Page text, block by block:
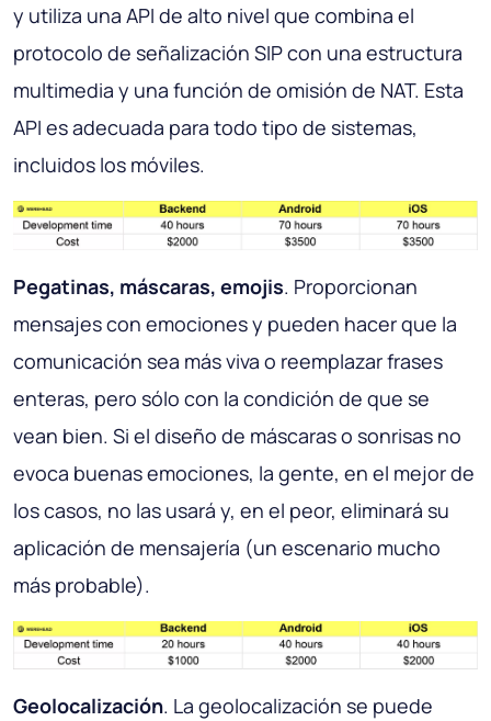
y utiliza una API de alto nivel que combina el
protocolo de señalización SIP con una estructura
multimedia y una función de omisión de NAT. Esta
API es adecuada para todo tipo de sistemas,
incluidos los móviles.
Pegatinas, máscaras, emojis. Proporcionan
mensajes con emociones y pueden hacer que la
comunicación sea más viva o reemplazar frases
enteras, pero sólo con la condición de que se
vean bien. Si el diseño de máscaras o sonrisas no
evoca buenas emociones, la gente, en el mejor de
los casos, no las usará y, en el peor, eliminará su
aplicación de mensajería (un escenario mucho
más probable).
Geolocalización. La geolocalización se puede